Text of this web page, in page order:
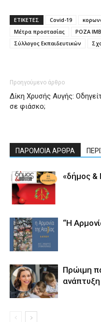
ΕΤΙΚΕΤΕΣ Covid-19
Μέτρα προστασίας
ΡΟΖΑ
Σύλλογος Εκπαιδευτικών
Προηγούμενο άρθρο
Δίκη Χρυσής Αυγής:
σε φιάσκο;
ΠΑΡΟΜΟΙΑ ΑΡΘΡΑ
«δήμος &
“Η
Πρώιμη